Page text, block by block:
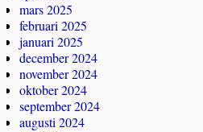
mars 2025
februari 2025
januari 2025
december 2024
november 2024
oktober 2024
september 2024
augusti 2024